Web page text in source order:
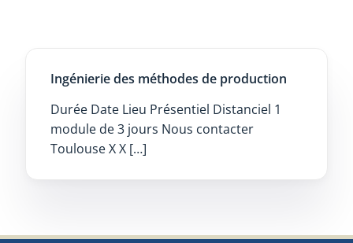
Ingénierie des méthodes de production
Durée Date Lieu Présentiel Distanciel 1
module de 3 jours Nous contacter
Toulouse X X […]